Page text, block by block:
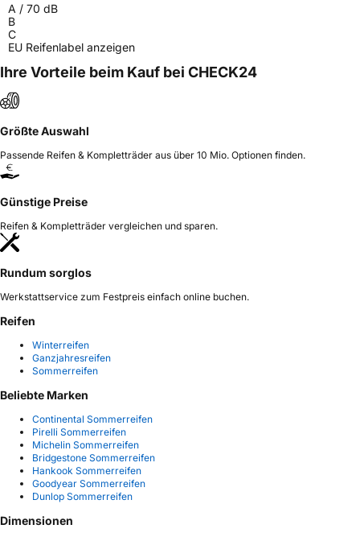
A / 70 dB
B
C
EU Reifenlabel anzeigen
Ihre Vorteile beim Kauf bei CHECK24
Größte Auswahl
Passende Reifen & Kompletträder aus über 10 Mio. Optionen finden.
Günstige Preise
Reifen & Kompletträder vergleichen und sparen.
Rundum sorglos
Werkstattservice zum Festpreis einfach online buchen.
Reifen
Winterreifen
Ganzjahresreifen
Sommerreifen
Beliebte Marken
Continental Sommerreifen
Pirelli Sommerreifen
Michelin Sommerreifen
Bridgestone Sommerreifen
Hankook Sommerreifen
Goodyear Sommerreifen
Dunlop Sommerreifen
Dimensionen